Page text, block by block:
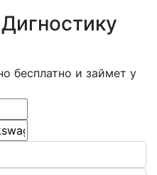
бесплатно и займет у